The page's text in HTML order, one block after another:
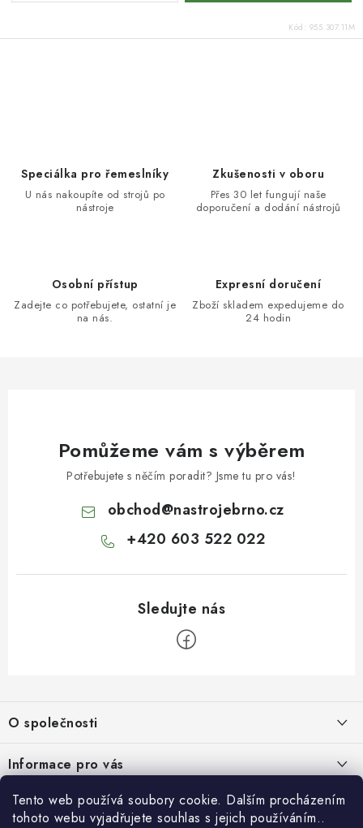
Tento web používá soubory cookie. Dalším procházením
tohoto webu vyjadřujete souhlas s jejich používáním..
Kód: 955.307.11M
v
Speciálka pro řemeslníky
U nás nakoupíte od strojů po
nástroje
Zkušenosti v oboru
Přes 30 let fungují naše
doporučení a dodání nástrojů
Osobní přístup
Zadejte co potřebujete, ostatní je
na nás.
Expresní doručení
Zboží skladem expedujeme do
24 hodin
Pomůžeme vám s výběrem
Potřebujete s něčím poradit? Jsme tu pro vás!
obchod@nastrojebrno.cz
+420 603 522 022
p
a
t
O společnosti
O nás
Recenze zákazníků
Informace pro vás
Obchodní podmínky
Přihlášení